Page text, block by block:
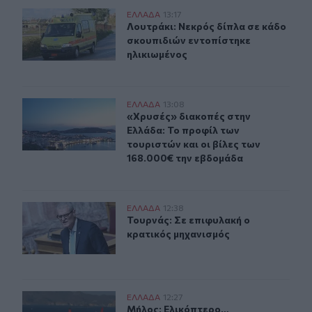
Λουτράκι: Νεκρός δίπλα σε κάδο σκουπιδιών
ΕΛΛAΔΑ 13:17
Λουτράκι: Νεκρός δίπλα σε κάδο
Λουτράκι: Νεκρός δίπλα σε κάδο
σκουπιδιών εντοπίστηκε
ηλικιωμένος
«Χρυσές» διακοπές στην Ελλάδα: Το προφίλ των
ΕΛΛAΔΑ 13:08
«Χρυσές» διακοπές στην Ελλάδα:
«Χρυσές» διακοπές στην
Ελλάδα: Το προφίλ των
τουριστών και οι βίλες των
168.000€ την εβδομάδα
Τουρνάς: Σε επιφυλακή ο κρατικός μηχανισμός
ΕΛΛAΔΑ 12:38
Τουρνάς: Σε επιφυλακή ο κρατικός
Τουρνάς: Σε επιφυλακή ο
κρατικός μηχανισμός
Μήλος: Ελικόπτερο… προσγειώθηκε στο Σαρακήνικο
ΕΛΛAΔΑ 12:27
Μήλος: Ελικόπτερο…